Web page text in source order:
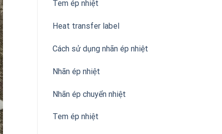
Tem ép nhiệt
Heat transfer label
Cách sử dụng nhãn ép nhiệt
Nhãn ép nhiệt
Nhãn ép chuyển nhiệt
Tem ép nhiệt